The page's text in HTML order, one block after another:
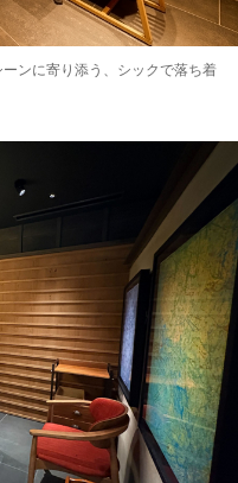
ンに寄り添う、シックで落ち着